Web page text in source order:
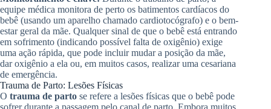
equipe médica monitora de perto os batimentos cardíacos do
bebê (usando um aparelho chamado cardiotocógrafo) e o bem-
estar geral da mãe. Qualquer sinal de que o bebê está entrando
em sofrimento (indicando possível falta de oxigênio) exige
uma ação rápida, que pode incluir mudar a posição da mãe,
dar oxigênio a ela ou, em muitos casos, realizar uma cesariana
de emergência.
Trauma de Parto: Lesões Físicas
O trauma de parto se refere a lesões físicas que o bebê pode